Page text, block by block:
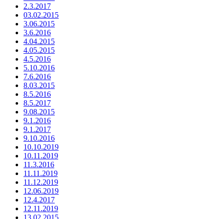
2.3.2017
03.02.2015
3.06.2015
3.6.2016
4.04.2015
4.05.2015
4.5.2016
5.10.2016
7.6.2016
8.03.2015
8.5.2016
8.5.2017
9.08.2015
9.1.2016
9.1.2017
9.10.2016
10.10.2019
10.11.2019
11.3.2016
11.11.2019
11.12.2019
12.06.2019
12.4.2017
12.11.2019
13.02.2015